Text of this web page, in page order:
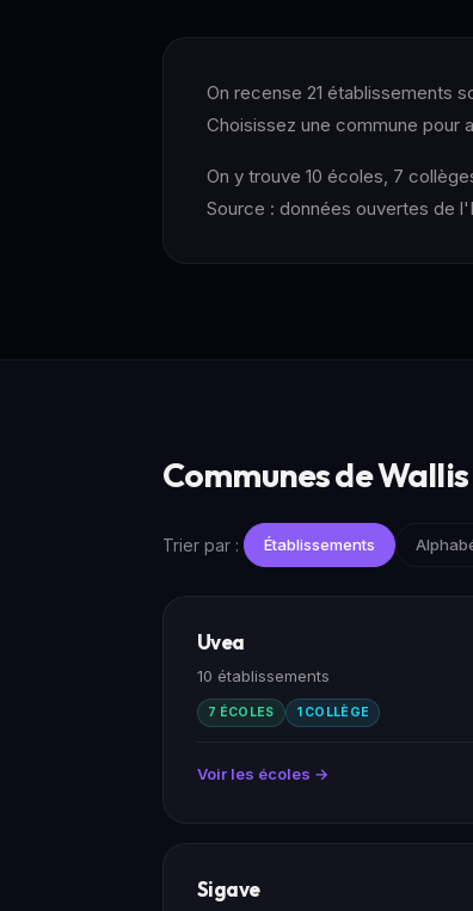
On recense 21 établissements
Choisissez une commune pour
On y trouve 10 écoles, 7
Source : données ouvertes de
Communes de
Trier par : Établissements
Uvea
10 établissements
7 ÉCOLES 1 COLLÈGE
Voir les écoles →
Sigave